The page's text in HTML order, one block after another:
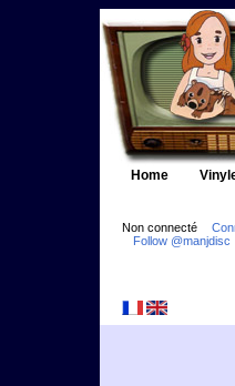
Home
Non connecté
Follow @manjdisc